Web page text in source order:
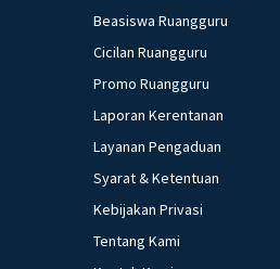
Beasiswa Ruangguru
Cicilan Ruangguru
Promo Ruangguru
Laporan Kerentanan
Layanan Pengaduan
Syarat & Ketentuan
Kebijakan Privasi
Tentang Kami